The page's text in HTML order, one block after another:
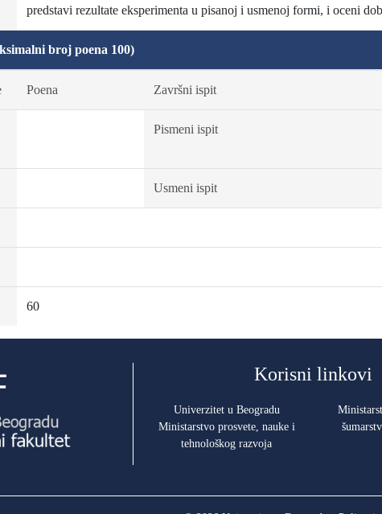
predstavi rezultate eksperimenta u pisanoj i usmenoj formi, i oceni
broj poena 100)
Poena Završni ispit
Pismeni ispit
Usmeni ispit
60
Korisni linkovi
Univerzitet u Beogradu
Ministarstvo prosvete, nauke i
tehnološkog razvoja